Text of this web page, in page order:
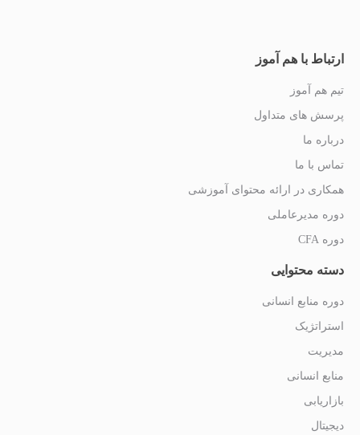
ارتباط با هم آموز
تیم هم آموز
پرسش های متداول
درباره ما
تماس با ما
همکاری در ارائه محتوای آموزشی
دوره مدیرعاملی
دوره CFA
دسته محتوایی
دوره منابع انسانی
استراتژیک
مدیریت
منابع انسانی
بازاریابی
دیجیتال